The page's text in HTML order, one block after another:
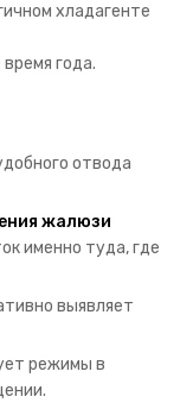
хладагенте
года.
отвода
жалюзи
именно туда, где
выявляет
режимы в